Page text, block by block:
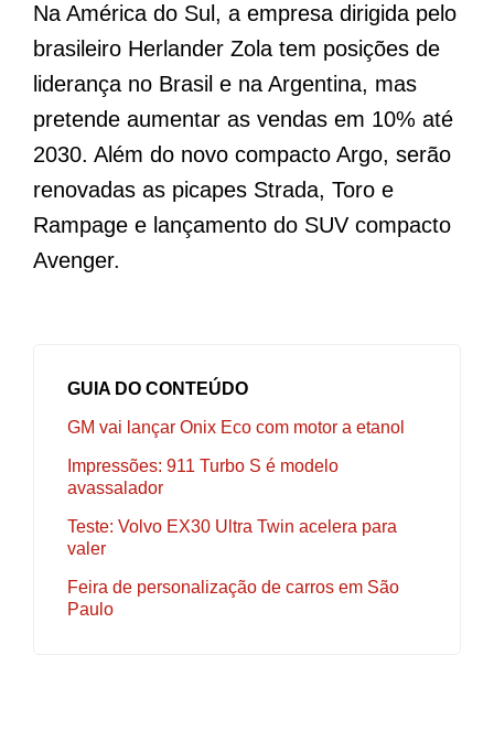
Na América do Sul, a empresa dirigida pelo
brasileiro Herlander Zola tem posições de
liderança no Brasil e na Argentina, mas
pretende aumentar as vendas em 10% até
2030. Além do novo compacto Argo, serão
renovadas as picapes Strada, Toro e
Rampage e lançamento do SUV compacto
Avenger.
GUIA DO CONTEÚDO
GM vai lançar Onix Eco com motor a etanol
Impressões: 911 Turbo S é modelo
avassalador
Teste: Volvo EX30 Ultra Twin acelera para
valer
Feira de personalização de carros em São
Paulo